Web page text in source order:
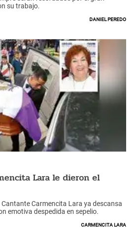
su trabajo.
Daniel Peredo
Lara le dieron el
Cantante Carmencita Lara ya descansa
emotiva despedida en sepelio.
Carmencita Lara